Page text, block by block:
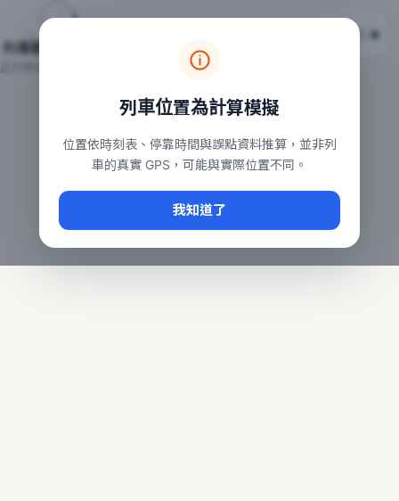
台鐵列車即時位置地圖
本頁顯示目前全台鐵運行中的列車位置，涵蓋自強、普悠瑪、
常用查詢：
、台中車站即時動態
台鐵即時動態
列車位置為計算模擬
位置依時刻表、停靠時間與誤點資料推算，並非列
車的真實 GPS，可能與實際位置不同。
我知道了
列車動態載入中…